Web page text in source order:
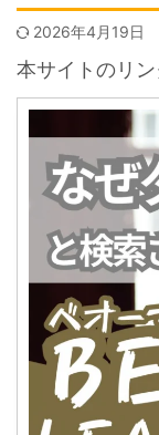
2026年4月19日
本サイトのリ